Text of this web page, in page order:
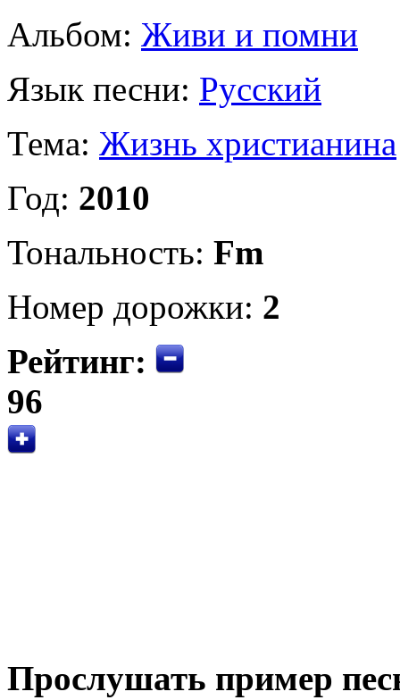
Альбом: Живи и помни
Язык песни: Русский
Тема: Жизнь христианина
Год: 2010
Тональность: Fm
Номер дорожки: 2
Рейтинг:
96
Прослушать пример